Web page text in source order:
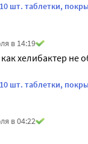
шт. таблетки,
в 14:19
хелибактер не
шт. таблетки,
в 04:22